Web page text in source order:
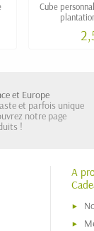
Cube
et Europe
et parfois unique
notre page
!
A